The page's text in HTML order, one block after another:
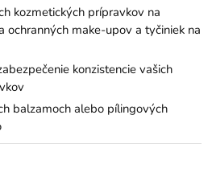
kozmetických prípravkov na
ochranných make-upov a tyčiniek na
konzistencie vašich
balzamoch alebo pílingových